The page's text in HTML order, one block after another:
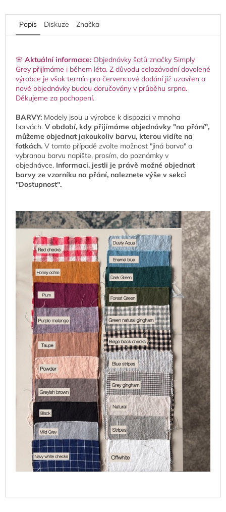
Popis Diskuze Značka
🌸 Aktuální informace: Objednávky šatů značky Simply
Grey přijímáme i během léta. Z důvodu celozávodní dovolené
výrobce je však termín pro červencové dodání již uzavřen a
nové objednávky budou doručovány v průběhu srpna.
Děkujeme za pochopení.
BARVY: Modely jsou u výrobce k dispozici v mnoha
barvách. V období, kdy přijímáme objednávky "na přání",
můžeme objednat jakoukoliv barvu, kterou vidíte na
fotkách. V tomto případě zvolte možnost "jiná barva" a
vybranou barvu napište, prosím, do poznámky v
objednávce. Informaci, jestli je právě možné objednat
barvy ze vzorníku na přání, naleznete výše v sekci
"Dostupnost".